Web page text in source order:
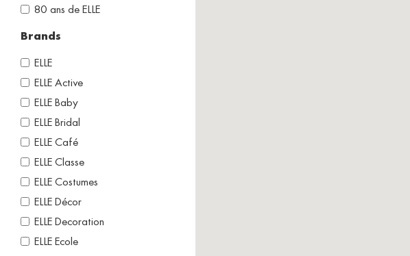
80 ans de ELLE
Brands
ELLE
ELLE Active
ELLE Baby
ELLE Bridal
ELLE Café
ELLE Classe
ELLE Costumes
ELLE Décor
ELLE Decoration
ELLE Ecole